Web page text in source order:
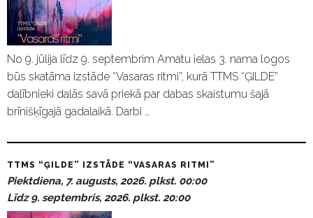
No 9. jūlija līdz 9. septembrim Amatu ielas 3. nama logos
būs skatāma izstāde “Vasaras ritmi”, kurā TTMS “ĢILDE”
dalībnieki dalās savā priekā par dabas skaistumu šajā
brīnišķīgajā gadalaikā. Darbi …
TTMS “ĢILDE” IZSTĀDE “VASARAS RITMI”
Piektdiena, 7. augusts, 2026. plkst. 00:00
Līdz 9. septembris, 2026. plkst. 20:00